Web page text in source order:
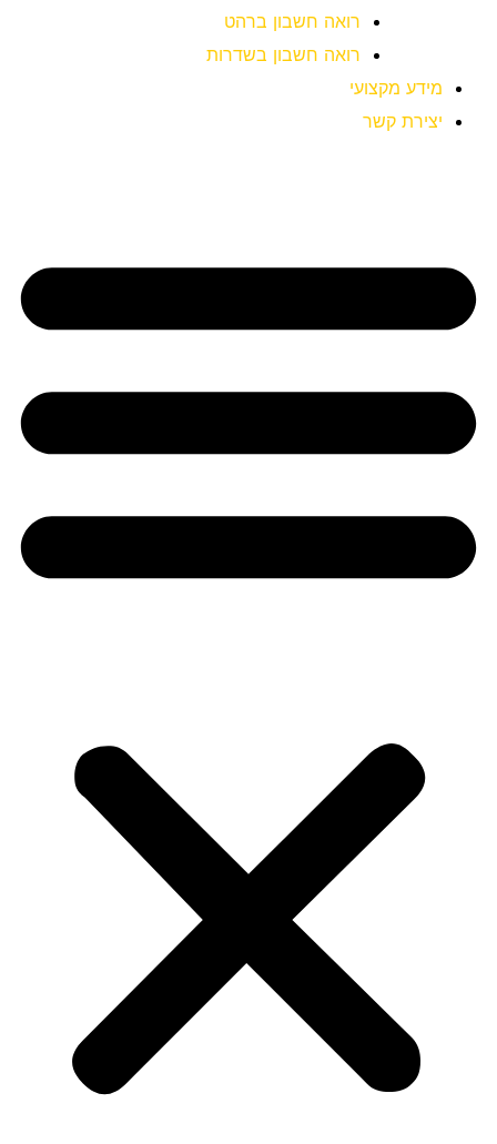
רואה חשבון ברהט
רואה חשבון בשדרות
מידע מקצועי
יצירת קשר